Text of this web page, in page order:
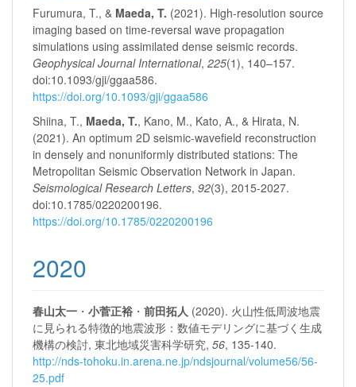
Furumura, T., & Maeda, T. (2021). High-resolution source
imaging based on time-reversal wave propagation
simulations using assimilated dense seismic records.
Geophysical Journal International, 225(1), 140–157.
doi:10.1093/gji/ggaa586.
https://doi.org/10.1093/gji/ggaa586
Shiina, T., Maeda, T., Kano, M., Kato, A., & Hirata, N.
(2021). An optimum 2D seismic-wavefield reconstruction
in densely and nonuniformly distributed stations: The
Metropolitan Seismic Observation Network in Japan.
Seismological Research Letters, 92(3), 2015-2027.
doi:10.1785/0220200196.
https://doi.org/10.1785/0220200196
2020
春山太一 ・ 小菅正裕 ・ 前田拓人 (2020). 火山性低周波地震
に見られる特徴的地震波形：数値モデリングに基づく生成
機構の検討, 東北地域災害科学研究, 56, 135-140.
http://nds-tohoku.in.arena.ne.jp/ndsjournal/volume56/56-
25.pdf